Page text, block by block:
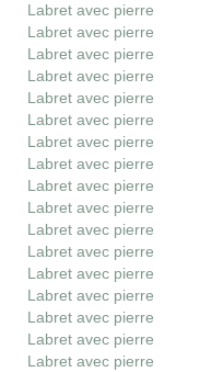
Labret avec pierre
Labret avec pierre
Labret avec pierre
Labret avec pierre
Labret avec pierre
Labret avec pierre
Labret avec pierre
Labret avec pierre
Labret avec pierre
Labret avec pierre
Labret avec pierre
Labret avec pierre
Labret avec pierre
Labret avec pierre
Labret avec pierre
Labret avec pierre
Labret avec pierre